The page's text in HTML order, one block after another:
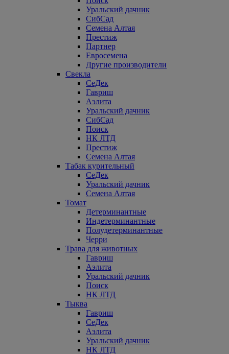
Уральский дачник
СибСад
Семена Алтая
Престиж
Партнер
Евросемена
Другие производители
Свекла
СеДек
Гавриш
Аэлита
Уральский дачник
СибСад
Поиск
НК ЛТД
Престиж
Семена Алтая
Табак курительный
СеДек
Уральский дачник
Семена Алтая
Томат
Детерминантные
Индетерминантные
Полудетерминантные
Черри
Трава для животных
Гавриш
Аэлита
Уральский дачник
Поиск
НК ЛТД
Тыква
Гавриш
СеДек
Аэлита
Уральский дачник
НК ЛТД